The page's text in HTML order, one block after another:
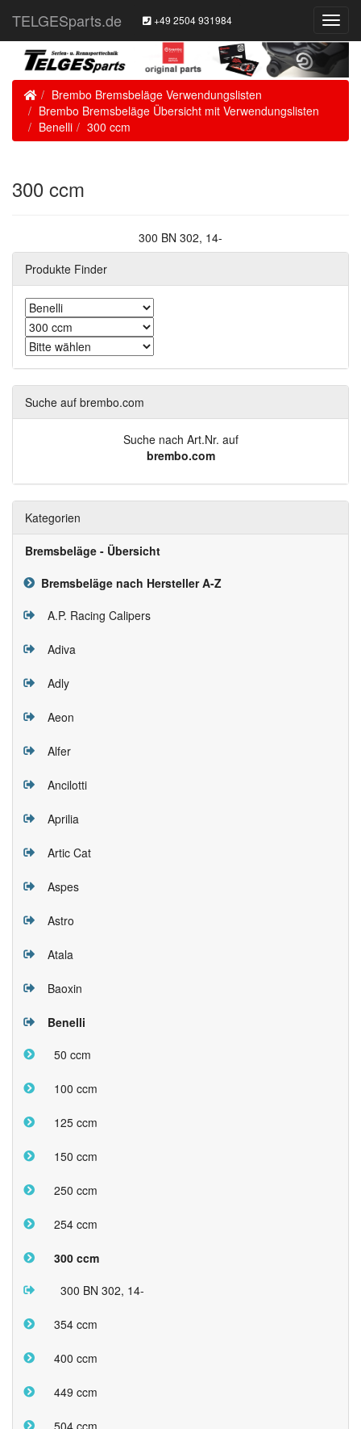
TELGESparts.de +49 2504 931984
HomeBrembo Bremsbeläge Verwendungslisten
Brembo Bremsbeläge Übersicht mit Verwendungslisten
Benelli
300 ccm
300 ccm
300 BN 302, 14-
Produkte Finder
Suche auf brembo.com
Suche nach Art.Nr. auf
brembo.com
Kategorien
Bremsbeläge - Übersicht
Bremsbeläge nach Hersteller A-Z
A.P. Racing Calipers
Adiva
Adly
Aeon
Alfer
Ancilotti
Aprilia
Artic Cat
Aspes
Astro
Atala
Baoxin
Benelli
50 ccm
100 ccm
125 ccm
150 ccm
250 ccm
254 ccm
300 ccm
300 BN 302, 14-
354 ccm
400 ccm
449 ccm
504 ccm